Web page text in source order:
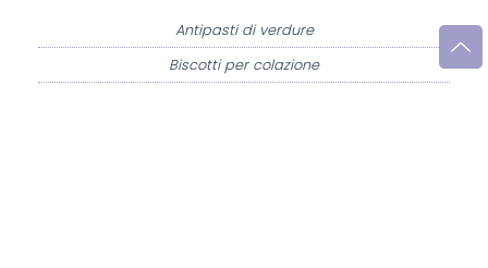
Antipasti di verdure
Biscotti per colazione